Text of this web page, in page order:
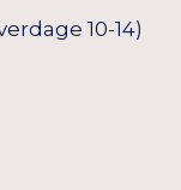
10-14)